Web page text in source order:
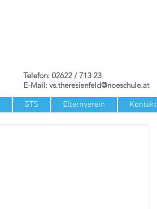
Telefon: 02622 / 713 23
E-Mail: vs.theresienfeld@noeschule.at
GTS Elternverein Kontakt